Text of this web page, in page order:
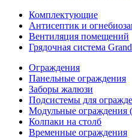
Комплектующие
Антисептик и
Вентиляция помещений
Грядочная система
Ограждения
Панельные ограждения
Заборы жалюзи
Подсистемы для
Модульные ограждения
Колпаки на столб
Временные ограждения